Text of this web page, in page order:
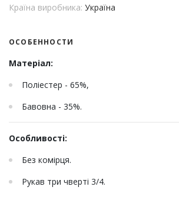
Країна виробника: Україна
ОСОБЕННОСТИ
Матеріал:
Поліестер - 65%,
Бавовна - 35%.
Особливості:
Без комірця.
Рукав три чверті 3/4.